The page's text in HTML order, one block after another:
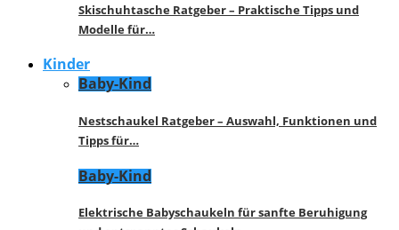
Skischuhtasche Ratgeber – Praktische Tipps und
Modelle für…
Kinder
Baby-Kind
Nestschaukel Ratgeber – Auswahl, Funktionen und
Tipps für…
Baby-Kind
Elektrische Babyschaukeln für sanfte Beruhigung